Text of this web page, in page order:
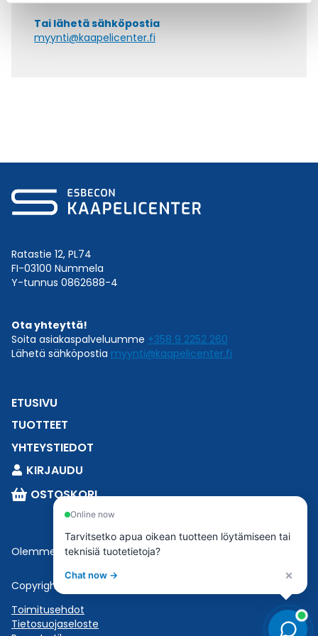
Tai lähetä sähköpostia
myynti@kaapelicenter.fi
Ratastie 12, PL74
FI-03100 Nummela
Y-tunnus 0862688-4
Ota yhteyttä!
Soita asiakaspalveluumme +358 9 2252 260
Lähetä sähköpostia myynti@kaapelicenter.fi
ETUSIVU
TUOTTEET
YHTEYSTIEDOT
KIRJAUDU
OSTOSKORI
Olemme osaEsbeconia.
Copyright © 2023 Esbecon | All Rights Reserved
Toimitusehdot
Tietosuojaseloste
Online now
Tarvitsetko apua oikean tuotteen löytämiseen tai
teknisiä tuotetietoja?
Chat now → ×